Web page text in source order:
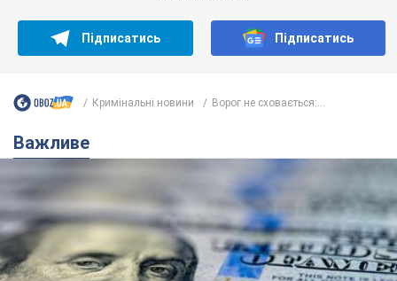
Банки "готуються" до нового курсу долара:
українцям розповіли, чого очікувати
найближчими днями
Яким буде курс валюти в обмінниках
6.08.2026 22:58